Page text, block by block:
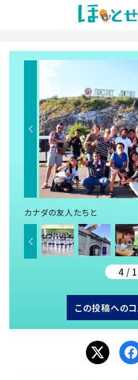
カナダの友人たちと
4 /
この投稿への